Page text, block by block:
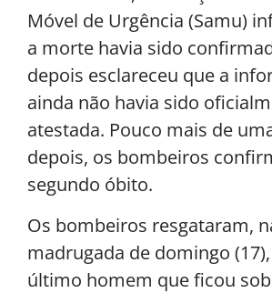
Móvel de Urgência (Samu)
a morte havia sido
depois esclareceu que a
ainda não havia sido
atestada. Pouco mais de
depois, os bombeiros
segundo óbito.
Os bombeiros resgataram,
madrugada de domingo
último homem que ficou